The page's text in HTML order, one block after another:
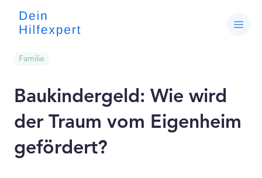
Familie
Baukindergeld: Wie wird
der Traum vom Eigenheim
gefördert?